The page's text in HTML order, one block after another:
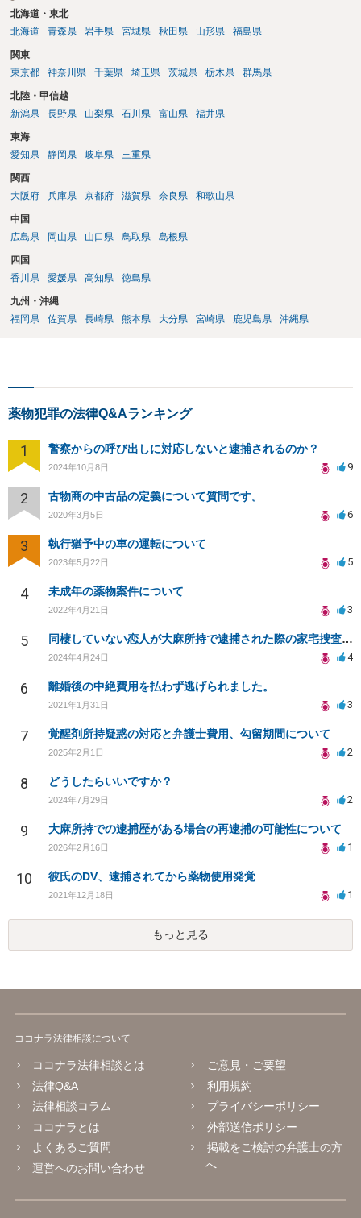
北海道・東北
北海道
青森県 岩手県 宮城県 秋田県 山形県 福島県
関東
東京都
神奈川県 千葉県 埼玉県 茨城県 栃木県 群馬県
北陸・甲信越
新潟県
長野県 山梨県 石川県 富山県 福井県
東海
愛知県
静岡県 岐阜県 三重県
関西
大阪府
兵庫県 京都府 滋賀県 奈良県 和歌山県
中国
広島県
岡山県 山口県 鳥取県 島根県
四国
香川県
愛媛県 高知県 徳島県
九州・沖縄
福岡県
佐賀県 長崎県 熊本県 大分県 宮崎県 鹿児島県 沖縄県
薬物犯罪の法律Q&Aランキング
1 警察からの呼び出しに対応しないと逮捕されるのか？
2024年10月8日 9
2 古物商の中古品の定義について質問です。
2020年3月5日 6
3 執行猶予中の車の運転について
2023年5月22日 5
4 未成年の薬物案件について
2022年4月21日 3
5 同棲していない恋人が大麻所持で逮捕された際の家宅捜査の可能性
2024年4月24日 4
6 離婚後の中絶費用を払わず逃げられました。
2021年1月31日 3
7 覚醒剤所持疑惑の対応と弁護士費用、勾留期間について
2025年2月1日 2
8 どうしたらいいですか？
2024年7月29日 2
9 大麻所持での逮捕歴がある場合の再逮捕の可能性について
2026年2月16日 1
10 彼氏のDV、逮捕されてから薬物使用発覚
2021年12月18日 1
もっと見る
ココナラ法律相談について
ココナラ法律相談とは
法律Q&A
法律相談コラム
ココナラとは
よくあるご質問
運営へのお問い合わせ
ご意見・ご要望
利用規約
プライバシーポリシー
外部送信ポリシー
掲載をご検討の弁護士の方
へ